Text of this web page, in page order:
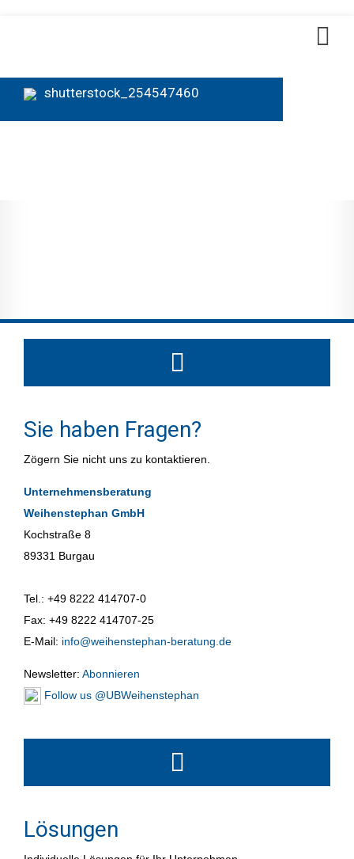
shutterstock_254547460
Sie haben Fragen?
Zögern Sie nicht uns zu kontaktieren.
Unternehmensberatung
Weihenstephan GmbH
Kochstraße 8
89331 Burgau
Tel.: +49 8222 414707-0
Fax: +49 8222 414707-25
E-Mail: info@weihenstephan-beratung.de
Newsletter: Abonnieren
Follow us @UBWeihenstephan
Lösungen